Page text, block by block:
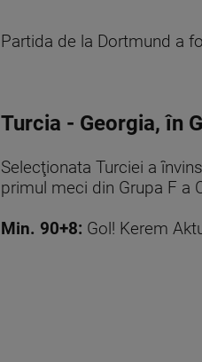
Partida de la Dortmund a
Turcia - Georgia, în
Selecţionata Turciei a
primul meci din Grupa F a
Min. 90+8: Gol! Kerem